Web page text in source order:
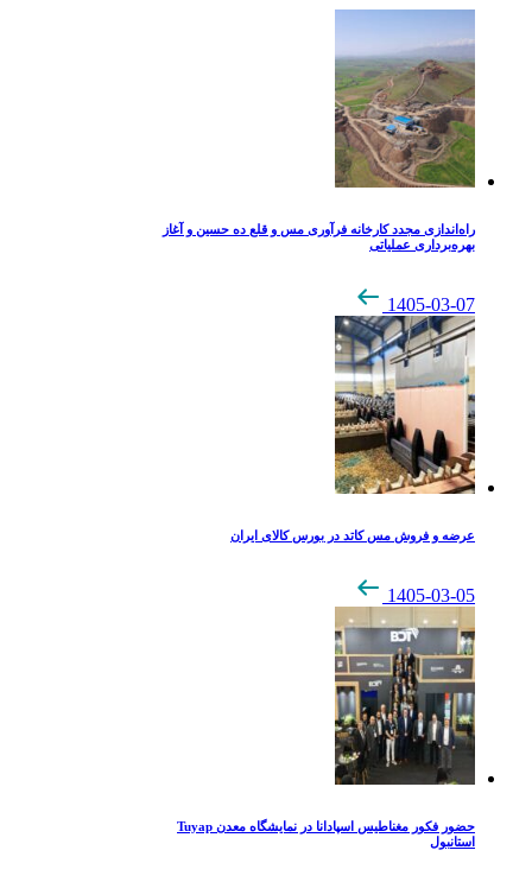
راه‌اندازی مجدد کارخانه فرآوری مس و قلع ده حسین و آغاز
بهره‌برداری عملیاتی
1405-03-07
عرضه و فروش مس کاتد در بورس کالای ایران
1405-03-05
حضور فکور مغناطیس اسپادانا در نمایشگاه معدن Tuyap
استانبول